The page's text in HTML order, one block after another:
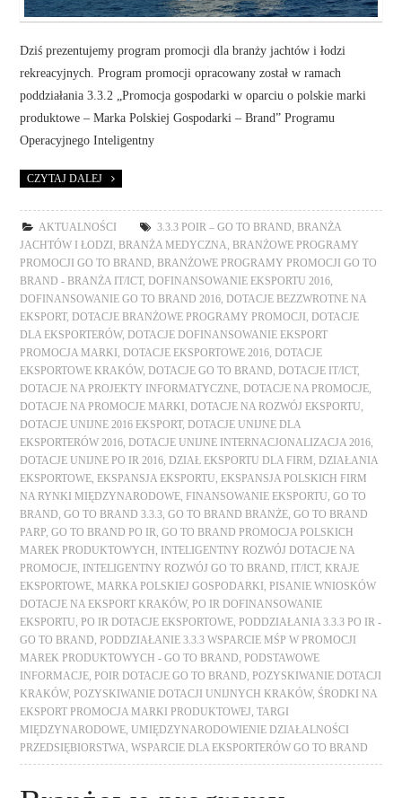
Dziś prezentujemy program promocji dla branży jachtów i łodzi
rekreacyjnych. Program promocji opracowany został w ramach
poddziałania 3.3.2 „Promocja gospodarki w oparciu o polskie marki
produktowe – Marka Polskiej Gospodarki – Brand” Programu
Operacyjnego Inteligentny
CZYTAJ DALEJ
AKTUALNOŚCI 3.3.3 POIR – GO TO BRAND ,BRANŻA
JACHTÓW I ŁODZI
,BRANŻA MEDYCZNA ,BRANŻOWE PROGRAMY
PROMOCJI GO TO BRAND ,BRANŻOWE PROGRAMY PROMOCJI GO TO
BRAND - BRANŻA IT/ICT,DOFINANSOWANIE EKSPORTU 2016
DOFINANSOWANIE GO TO BRAND 2016 ,DOTACJE BEZZWROTNE NA
EKSPORT,DOTACJE BRANŻOWE PROGRAMY PROMOCJI ,DOTACJE
DLA EKSPORTERÓW,DOTACJE DOFINANSOWANIE EKSPORT
PROMOCJA MARKI
,DOTACJE EKSPORTOWE 2016 ,DOTACJE
EKSPORTOWE KRAKÓW,DOTACJE GO TO BRAND ,DOTACJE IT/ICT,
DOTACJE NA PROJEKTY INFORMATYCZNE ,DOTACJE NA PROMOCJE
DOTACJE NA PROMOCJE MARKI
,DOTACJE NA ROZWÓJ EKSPORTU
DOTACJE UNIJNE 2016 EKSPORT,DOTACJE UNIJNE DLA
EKSPORTERÓW 2016 ,DOTACJE UNIJNE INTERNACJONALIZACJA 2016
DOTACJE UNIJNE PO IR 2016 ,DZIAŁ EKSPORTU DLA FIRM ,DZIAŁANIA
EKSPORTOWE ,EKSPANSJA EKSPORTU ,EKSPANSJA POLSKICH FIRM
NA RYNKI MIĘDZYNARODOWE ,FINANSOWANIE EKSPORTU ,GO TO
BRAND ,GO TO BRAND 3.3.3 ,GO TO BRAND BRANŻE ,GO TO BRAND
PARP ,GO TO BRAND PO IR ,GO TO BRAND PROMOCJA POLSKICH
MAREK PRODUKTOWYCH
INTELIGENTNY ROZWÓJ DOTACJE NA
PROMOCJE
INTELIGENTNY ROZWÓJ GO TO BRAND IT/ICT,KRAJE
EKSPORTOWE ,MARKA POLSKIEJ GOSPODARKI ,PISANIE WNIOSKÓW
DOTACJE NA EKSPORT KRAKÓW,PO IR DOFINANSOWANIE
EKSPORTU ,PO IR DOTACJE EKSPORTOWE ,PODDZIAŁANIA 3.3.3 PO IR -
GO TO BRAND ,PODDZIAŁANIE 3.3.3 WSPARCIE MŚP W PROMOCJI
MAREK PRODUKTOWYCH - GO TO BRAND ,PODSTAWOWE
INFORMACJE ,POIR DOTACJE GO TO BRAND ,POZYSKIWANIE DOTACJI
KRAKÓW,POZYSKIWANIE DOTACJI UNIJNYCH KRAKÓW, ŚRODKI NA
EKSPORT PROMOCJA MARKI PRODUKTOWEJ ,TARGI
MIĘDZYNARODOWE ,UMIĘDZYNARODOWIENIE DZIAŁALNOŚCI
PRZEDSIĘBIORSTWA ,WSPARCIE DLA EKSPORTERÓW GO TO BRAND